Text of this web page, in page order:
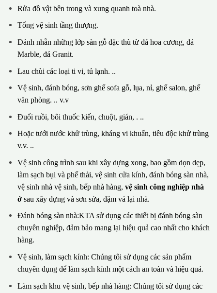
Rửa đồ vật bên trong và xung quanh toà nhà.
Tổng vệ sinh tầng thượng.
Đánh nhẵn những lớp sàn gỗ đặc thù từ đá hoa cương, đá
Marble, đá Granit.
Lau chùi các loại ti vi, tủ lạnh. ..
Vệ sinh, đánh bóng, sơn ghế sofa gỗ, lụa, nỉ, ghế salon, ghế
văn phòng. .. v.v
Đuổi ruồi, bôi thuốc kiến, chuột, gián, . ..
Hoặc tưới nước khử trùng, kháng vi khuẩn, tiêu độc khử trùng
v.v. ..
Vệ sinh công trình sau khi xây dựng xong, bao gồm dọn dẹp,
làm sạch bụi và phế thải, vệ sinh cửa kính, đánh bóng sàn nhà,
vệ sinh nhà vệ sinh, bếp nhà hàng, vệ sinh công nghiệp nhà
ởsau xây dựng và sơn sửa, dặm vá lại nhà.
Đánh bóng sàn nhà:KTA sử dụng các thiết bị đánh bóng sàn
chuyên nghiệp, đảm bảo mang lại hiệu quả cao nhất cho khách
hàng.
Vệ sinh, làm sạch kính: Chúng tôi sử dụng các sản phẩm
chuyên dụng để làm sạch kính một cách an toàn và hiệu quả.
Làm sạch khu vệ sinh, bếp nhà hàng: Chúng tôi sử dụng các